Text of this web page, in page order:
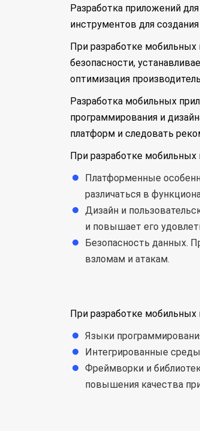
Разработка приложений
инструментов для
При разработке
безопасности,
оптимизация
Разработка мобильных
программирования и
платформ и следовать
При разработке
Платформенные
различаться в
Дизайн и
и повышает его
Безопасность данных.
взломам и атакам.
При разработке мобильных
Языки
Интегрированные среды
Фреймворки и
повышения качества